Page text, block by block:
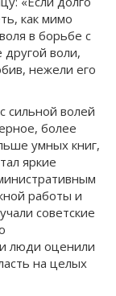
как мимо
в борьбе с
другой воли,
нежели его
сильной волей
более
умных книг,
яркие
работы и
советские
люди оценили
на целых